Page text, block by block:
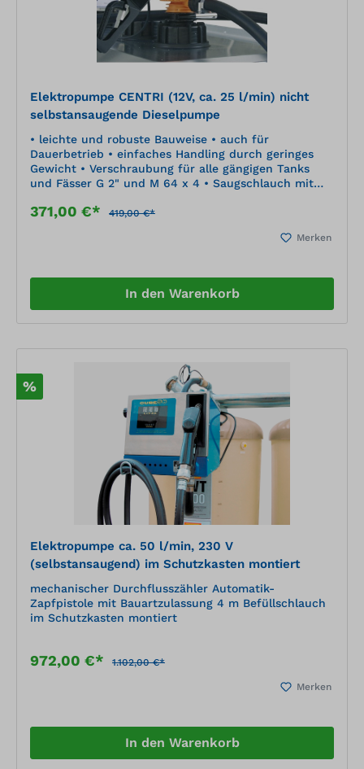
Elektropumpe CENTRI (12V, ca. 25 l/min) nicht
selbstansaugende Dieselpumpe
• leichte und robuste Bauweise • auch für
Dauerbetrieb • einfaches Handling durch geringes
Gewicht • Verschraubung für alle gängigen Tanks
und Fässer G 2" und M 64 x 4 • Saugschlauch mit
m Anschlusskabel mit Klemmen • 6 m Schlauch •
371,00 €* 419,00 €*
Merken
In den Warenkorb
%
Elektropumpe ca. 50 l/min, 230 V
(selbstansaugend) im Schutzkasten montiert
mechanischer Durchflusszähler Automatik-
Zapfpistole mit Bauartzulassung 4 m Befüllschlauch
im Schutzkasten montiert
972,00 €* 1.102,00 €*
Merken
In den Warenkorb